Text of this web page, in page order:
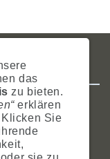
COOKIES
das
zu bieten.
erklären
Sie